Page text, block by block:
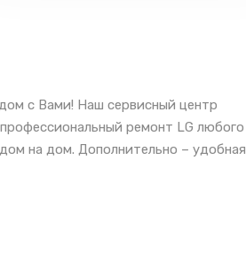
с Вами! Наш сервисный центр
ремонт LG любого
на дом. Дополнительно – удобная